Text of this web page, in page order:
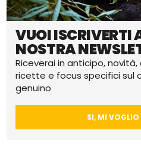
VUOI ISCRIVERTI
NOSTRA
Riceverai in anticipo,
ricette e focus specifici sul
genuino
SI, MI VOGLIO